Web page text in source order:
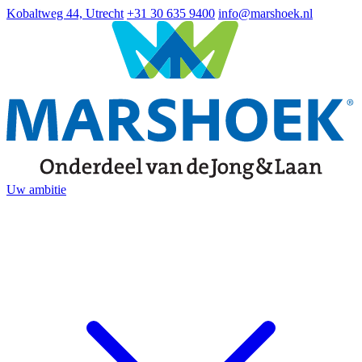
Kobaltweg 44, Utrecht +31 30 635 9400 info@marshoek.nl
Uw ambitie